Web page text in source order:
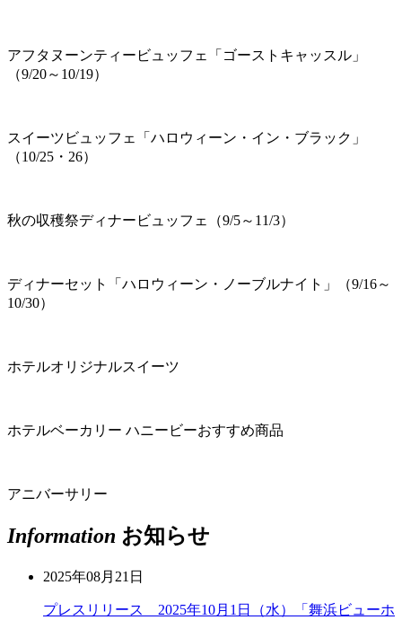
アフタヌーンティービュッフェ「ゴーストキャッスル」
（9/20～10/19）
スイーツビュッフェ「ハロウィーン・イン・ブラック」
（10/25・26）
秋の収穫祭ディナービュッフェ（9/5～11/3）
ディナーセット「ハロウィーン・ノーブルナイト」（9/16～
10/30）
ホテルオリジナルスイーツ
ホテルベーカリー ハニービーおすすめ商品
アニバーサリー
Information お知らせ
2025年08月21日
プレスリリース 2025年10月1日（水）「舞浜ビューホ